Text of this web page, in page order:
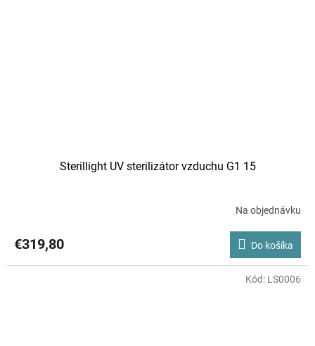
Sterillight UV sterilizátor vzduchu G1 15
Na objednávku
€319,80 Do košíka
Kód: LS0006